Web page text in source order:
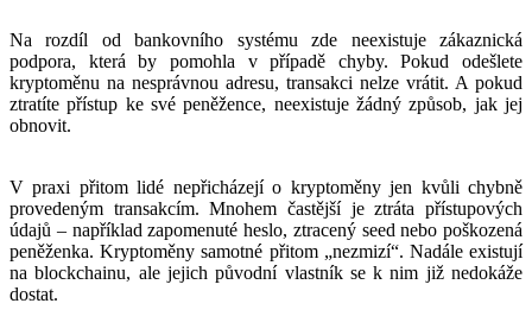
Na rozdíl od bankovního systému zde neexistuje zákaznická
podpora, která by pomohla v případě chyby. Pokud odešlete
kryptoměnu na nesprávnou adresu, transakci nelze vrátit. A pokud
ztratíte přístup ke své peněžence, neexistuje žádný způsob, jak jej
obnovit.
V praxi přitom lidé nepřicházejí o kryptoměny jen kvůli chybně
provedeným transakcím. Mnohem častější je ztráta přístupových
údajů – například zapomenuté heslo, ztracený seed nebo poškozená
peněženka. Kryptoměny samotné přitom „nezmizí“. Nadále existují
na blockchainu, ale jejich původní vlastník se k nim již nedokáže
dostat.